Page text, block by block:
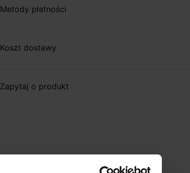
Metody płatności
Koszt dostawy
Zapytaj o produkt